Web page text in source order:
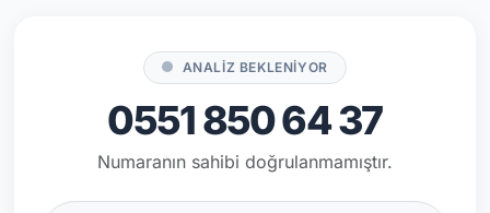
ANALİZ BEKLENİYOR
0551 850 64 37
Numaranın sahibi doğrulanmamıştır.